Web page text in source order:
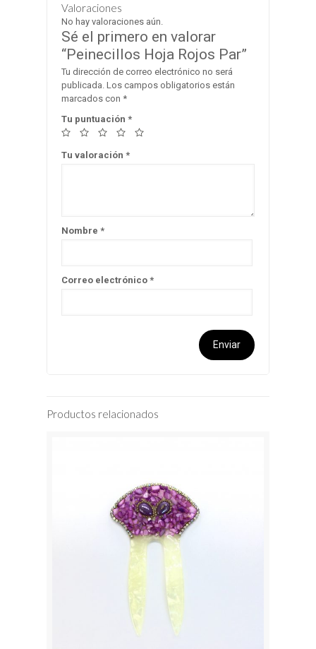
Valoraciones
No hay valoraciones aún.
Sé el primero en valorar
“Peinecillos Hoja Rojos Par”
Tu dirección de correo electrónico no será
publicada. Los campos obligatorios están
marcados con *
Tu puntuación *
Tu valoración *
Nombre *
Correo electrónico *
Productos relacionados